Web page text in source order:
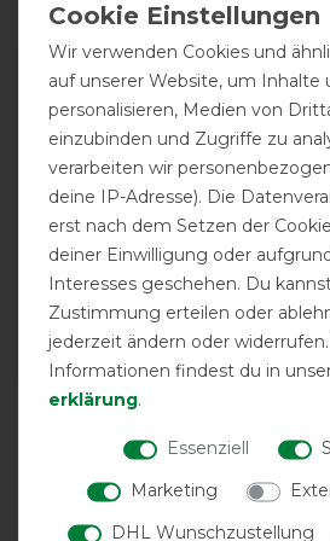
Bucas Competition
navy/silver
7
Wir verwenden Cookies und
auf unserer Website, um Inhalte
personalisieren, Medien von
einzubinden und Zugriffe zu
verarbeiten wir
deine IP-Adresse). Die
erst nach dem Setzen der
deiner Einwilligung oder
Interesses geschehen. Du
Zustimmung erteilen oder
jederzeit ändern oder
Informationen findest du in
erklärung.
Essenziell
Marketing
DHL Wunschzustellung